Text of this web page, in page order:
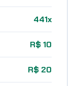
441x
R$ 10
R$ 20